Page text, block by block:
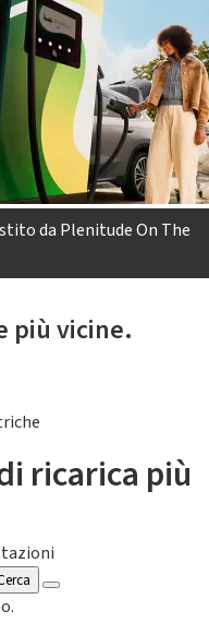
da Plenitude On The
più vicine.
ricarica più